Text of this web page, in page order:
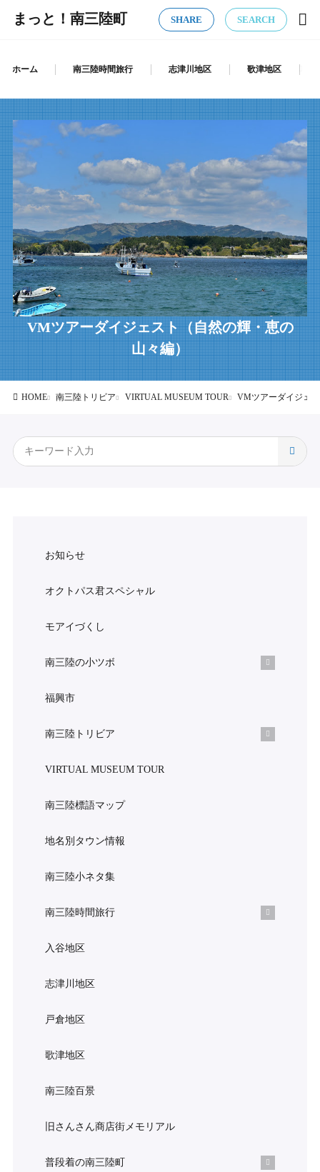
まっと！南三陸町 SHARE SEARCH
ホーム 南三陸時間旅行 志津川地区 歌津地区
VMツアーダイジェスト（自然の輝・恵の
山々編）
HOME 南三陸トリビア VIRTUAL MUSEUM TOUR VMツアーダイジェ
お知らせ
オクトパス君スペシャル
モアイづくし
南三陸の小ツボ
福興市
南三陸トリビア
VIRTUAL MUSEUM TOUR
南三陸標語マップ
地名別タウン情報
南三陸小ネタ集
南三陸時間旅行
入谷地区
志津川地区
戸倉地区
歌津地区
南三陸百景
旧さんさん商店街メモリアル
普段着の南三陸町